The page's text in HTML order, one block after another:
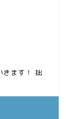
きます！ 拙